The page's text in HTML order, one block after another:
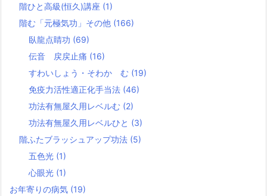
階ひと高級(恒久)講座 (1)
階む「元極気功」その他 (166)
臥龍点睛功 (69)
伝音 戻戻止痛 (16)
すわいしょう・そわか む (19)
免疫力活性適正化手当法 (46)
功法有無屋久用レベルむ (2)
功法有無屋久用レベルひと (3)
階ふたブラッシュアップ功法 (5)
五色光 (1)
心眼光 (1)
お年寄りの病気 (19)